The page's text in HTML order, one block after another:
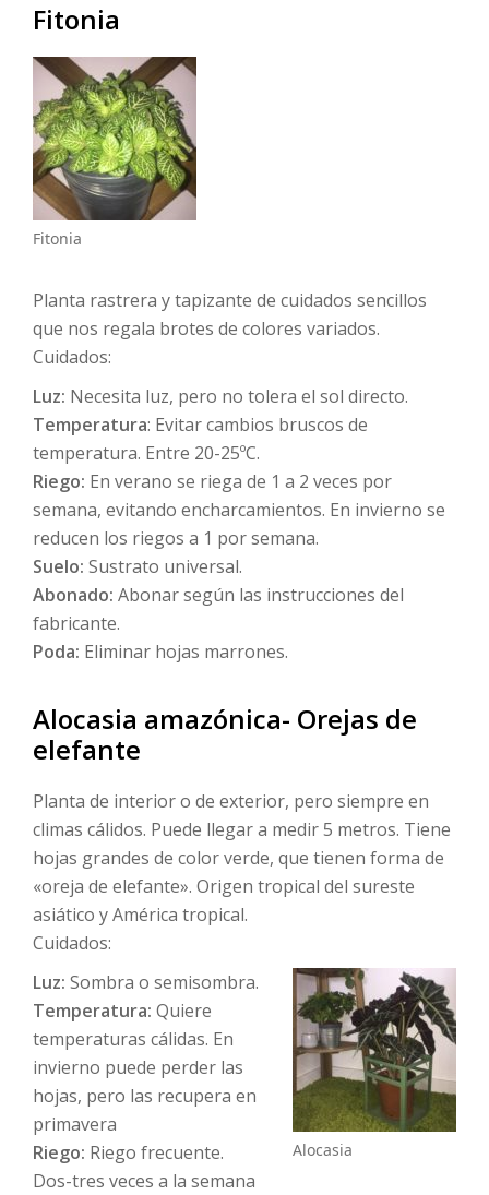
Fitonia
Fitonia
Planta rastrera y tapizante de cuidados sencillos
que nos regala brotes de colores variados.
Cuidados:
Luz: Necesita luz, pero no tolera el sol directo.
Temperatura: Evitar cambios bruscos de
temperatura. Entre 20-25ºC.
Riego: En verano se riega de 1 a 2 veces por
semana, evitando encharcamientos. En invierno se
reducen los riegos a 1 por semana.
Suelo: Sustrato universal.
Abonado: Abonar según las instrucciones del
fabricante.
Poda: Eliminar hojas marrones.
Alocasia amazónica- Orejas de
elefante
Planta de interior o de exterior, pero siempre en
climas cálidos. Puede llegar a medir 5 metros. Tiene
hojas grandes de color verde, que tienen forma de
«oreja de elefante». Origen tropical del sureste
asiático y América tropical.
Cuidados:
Alocasia
Luz: Sombra o semisombra.
Temperatura: Quiere
temperaturas cálidas. En
invierno puede perder las
hojas, pero las recupera en
primavera
Riego: Riego frecuente.
Dos-tres veces a la semana